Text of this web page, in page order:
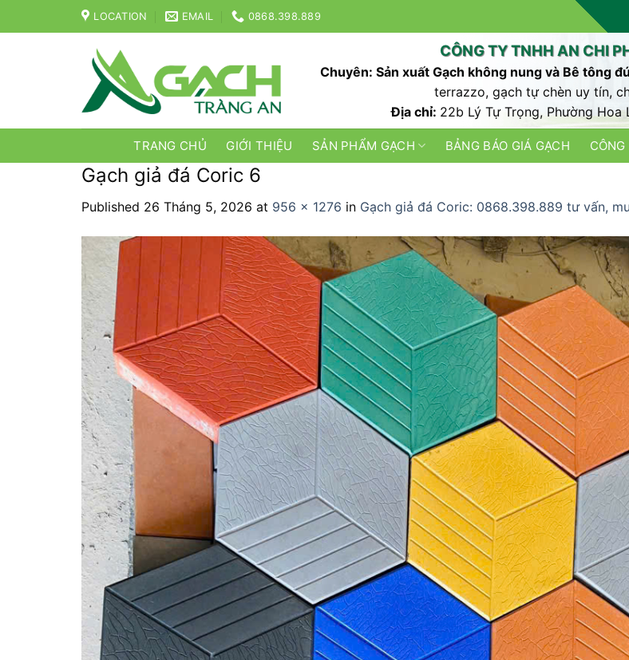
to
LOCATION EMAIL 0868.398.889
CÔNG TY TNHH AN CHI
Chuyên: Sản xuất Gạch không nung và Bê tông
terrazzo, gạch tự chèn uy tín,
Địa chỉ: 22b Lý Tự Trọng, Phường Hoa
TRANG CHỦ GIỚI THIỆU SẢN PHẨM GẠCH BẢNG BÁO GIÁ GẠCH
Gạch giả đá Coric 6
Published 26 Tháng 5, 2026 at 956 × 1276 in Gạch giả đá Coric: 0868.398.889 tư vấn,